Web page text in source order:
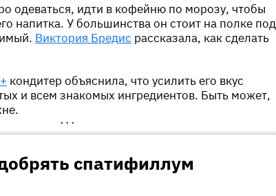
одеваться, идти в кофейню по морозу, чтобы
напитка. У большинства он стоит на полке под
Виктория Бредис рассказала, как сделать
кондитер объяснила, что усилить его вкус
и всем знакомых ингредиентов. Быть может,
•••
спатифиллум